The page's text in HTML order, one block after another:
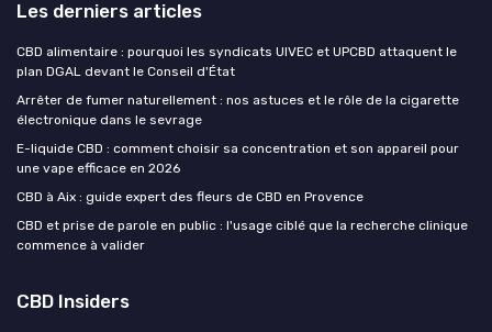
Les derniers articles
CBD alimentaire : pourquoi les syndicats UIVEC et UPCBD attaquent le
plan DGAL devant le Conseil d'État
Arrêter de fumer naturellement : nos astuces et le rôle de la cigarette
électronique dans le sevrage
E-liquide CBD : comment choisir sa concentration et son appareil pour
une vape efficace en 2026
CBD à Aix : guide expert des fleurs de CBD en Provence
CBD et prise de parole en public : l'usage ciblé que la recherche clinique
commence à valider
CBD Insiders